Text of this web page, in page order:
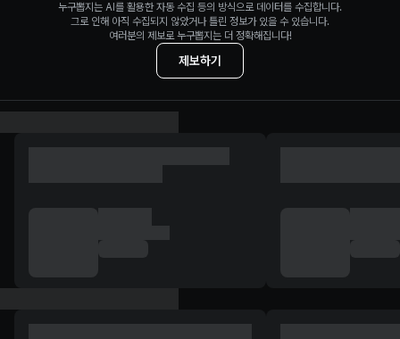
누구뽑지는 AI를 활용한 자동 수집 등의 방식으로 데이터를 수집합니다.
그로 인해 아직 수집되지 않았거나 틀린 정보가 있을 수 있습니다.
여러분의 제보로 누구뽑지는 더 정확해집니다!
제보하기